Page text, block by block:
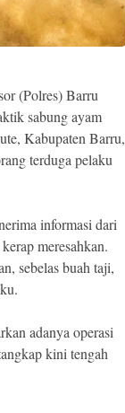
(Polres) Barru
sabung ayam
Kabupaten Barru,
terduga pelaku
informasi dari
meresahkan.
sebelas buah taji,
adanya operasi
kini tengah